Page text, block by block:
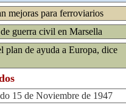
mejoras para ferroviarios
guerra civil en Marsella
plan de ayuda a Europa, dice
15 de Noviembre de 1947